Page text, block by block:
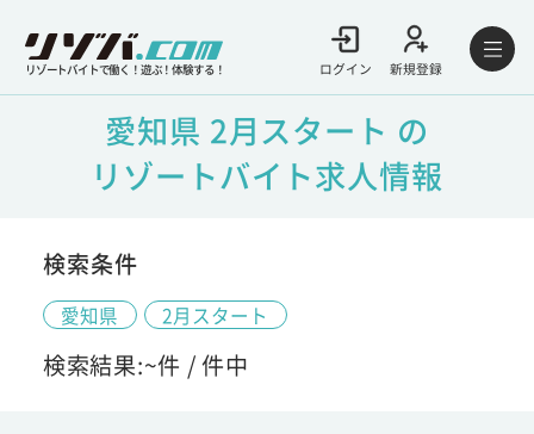
リゾートバイトで働く！遊ぶ！体験する！ ログイン 新規登録
愛知県 2月スタート の
リゾートバイト求人情報
検索条件
愛知県 2月スタート
検索結果:~件 /件中